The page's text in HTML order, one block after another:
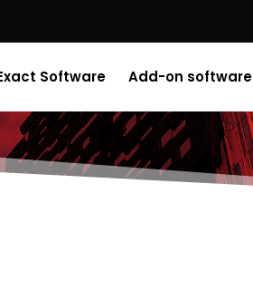
Software Add-on software